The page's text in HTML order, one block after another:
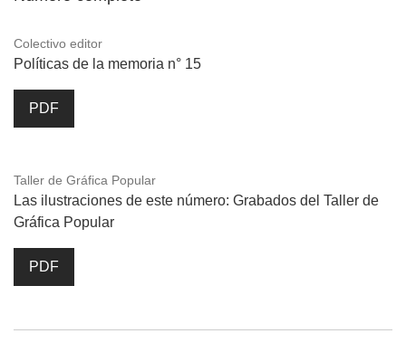
Colectivo editor
Políticas de la memoria n° 15
PDF
Taller de Gráfica Popular
Las ilustraciones de este número: Grabados del Taller de
Gráfica Popular
PDF